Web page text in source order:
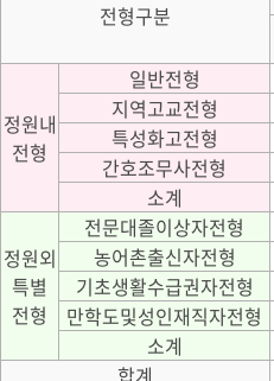
전형구분
정원내
전형
일반전형
지역고교전형
특성화고전형
간호조무사전형
소계
정원외
특별
전형
전문대졸이상자전형
농어촌출신자전형
기초생활수급권자전형
만학도및성인재직자전형
소계
합계